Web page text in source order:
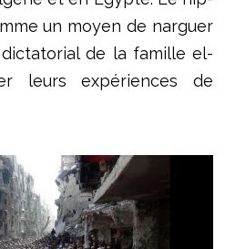
un moyen de narguer
de la famille el-
leurs expériences de